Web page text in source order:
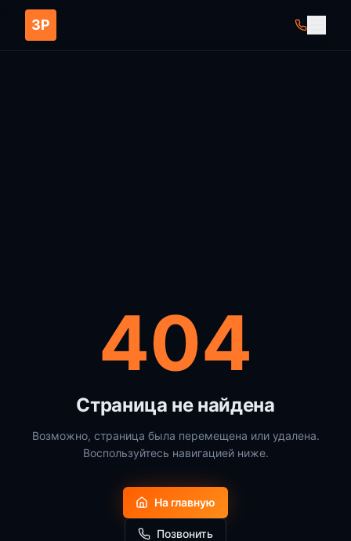
ЗР
404
Страница не найдена
Возможно, страница была перемещена или удалена.
Воспользуйтесь навигацией ниже.
На главную
Позвонить